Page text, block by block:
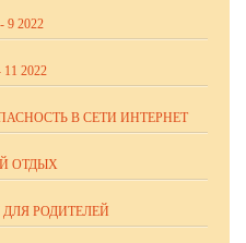
9 2022
2022
В СЕТИ ИНТЕРНЕТ
ОТДЫХ
РОДИТЕЛЕЙ